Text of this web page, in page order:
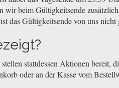
wir beim Gültigkeitsende
Gültigkeitsende von uns nicht
stattdessen Aktionen bereit,
oder an der Kasse vom